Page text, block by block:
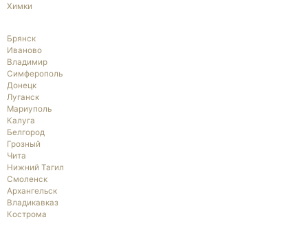
Химки
Брянск
Иваново
Владимир
Симферополь
Донецк
Луганск
Мариуполь
Калуга
Белгород
Грозный
Чита
Нижний Тагил
Смоленск
Архангельск
Владикавказ
Кострома